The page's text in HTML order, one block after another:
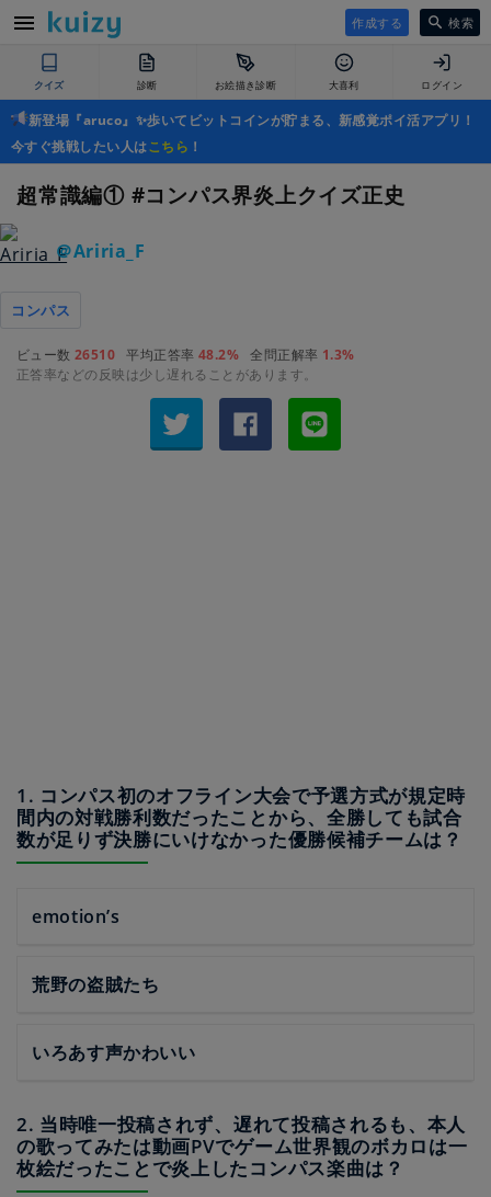
作成する 検索
クイズ 診断 お絵描き診断 大喜利 ログイン
新登場『aruco』✨歩いてビットコインが貯まる、新感覚ポイ活アプリ！
今すぐ挑戦したい人はこちら ！
超常識編① #コンパス界炎上クイズ正史
＠Ariria_F
コンパス
ビュー数 26510 平均正答率 48.2% 全問正解率 1.3%
正答率などの反映は少し遅れることがあります。
1. コンパス初のオフライン大会で予選方式が規定時
間内の対戦勝利数だったことから、全勝しても試合
数が足りず決勝にいけなかった優勝候補チームは？
emotion’s
荒野の盗賊たち
いろあす声かわいい
2. 当時唯一投稿されず、遅れて投稿されるも、本人
の歌ってみたは動画PVでゲーム世界観のボカロは一
枚絵だったことで炎上したコンパス楽曲は？